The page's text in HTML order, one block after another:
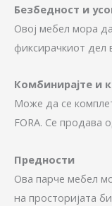
Безбедност и
Овој мебел мора
фиксирачкиот дел
Комбинирајте и
Може да се
FORA. Се продава
Предности
Ова парче мебел
на просторијата